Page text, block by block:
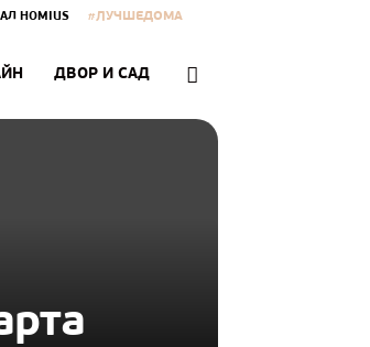
HOMIUS #ЛУЧШЕДОМА
ДВОР И САД